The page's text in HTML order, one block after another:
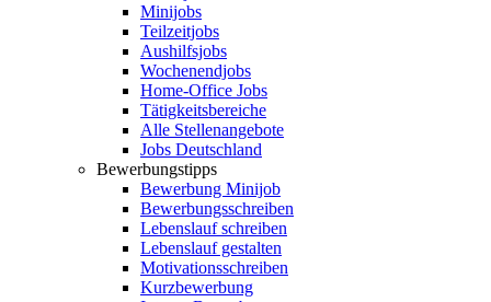
Minijobs
Teilzeitjobs
Aushilfsjobs
Wochenendjobs
Home-Office Jobs
Tätigkeitsbereiche
Alle Stellenangebote
Jobs Deutschland
Bewerbungstipps
Bewerbung Minijob
Bewerbungsschreiben
Lebenslauf schreiben
Lebenslauf gestalten
Motivationsschreiben
Kurzbewerbung